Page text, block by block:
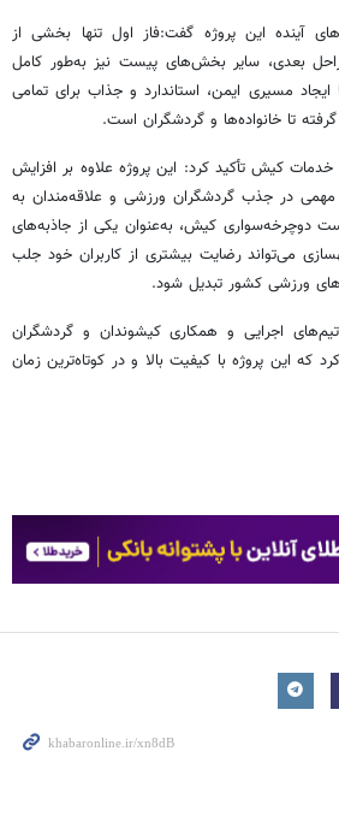
آینده این پروژه گفت:فاز اول تنها بخشی از
بعدی، سایر بخش‌های پیست نیز به‌طور کامل
مسیری ایمن، استاندارد و جذاب برای تمامی
گرفته تا خانواده‌ها و گردشگران است.
کیش تأکید کرد: این پروژه علاوه بر افزایش
در جذب گردشگران ورزشی و علاقه‌مندان به
دوچرخه‌سواری کیش، به‌عنوان یکی از جاذبه‌های
می‌تواند رضایت بیشتری از کاربران خود جلب
ورزشی کشور تبدیل شود.
اجرایی و همکاری کیشوندان و گردشگران
که این پروژه با کیفیت بالا و در کوتاه‌ترین زمان